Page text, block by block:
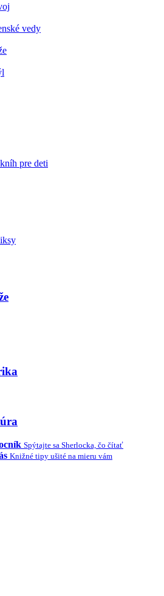
vedy
pre deti
Spýtajte sa Sherlocka, čo čítať
Knižné tipy ušité na mieru vám